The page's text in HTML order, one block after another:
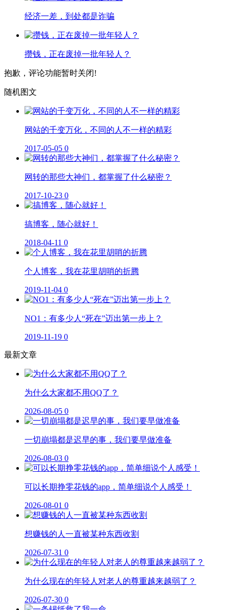
经济一差，到处都是诈骗
攒钱，正在废掉一批年轻人？
抱歉，评论功能暂时关闭!
随机图文
网站的千变万化，不同的人不一样的精彩
2017-05-05 0
网转的那些大神们，都掌握了什么秘密？
2017-10-23 0
搞博客，随心就好！
2018-04-11 0
个人博客，我在花里胡哨的折腾
2019-11-04 0
NO1：有多少人“死在”迈出第一步上？
2019-11-19 0
最新文章
为什么大家都不用QQ了？
2026-08-05 0
一切崩塌都是迟早的事，我们要早做准备
2026-08-03 0
可以长期挣零花钱的app，简单细说个人感受！
2026-08-01 0
想赚钱的人一直被某种东西收割
2026-07-31 0
为什么现在的年轻人对老人的尊重越来越弱了？
2026-07-30 0